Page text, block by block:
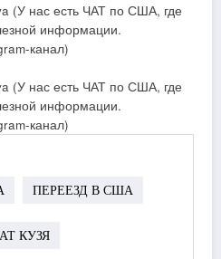
(У нас есть ЧАТ по США, где
информации.
канал)
(У нас есть ЧАТ по США, где
информации.
канал)
ПЕРЕЕЗД В США
КУЗЯ